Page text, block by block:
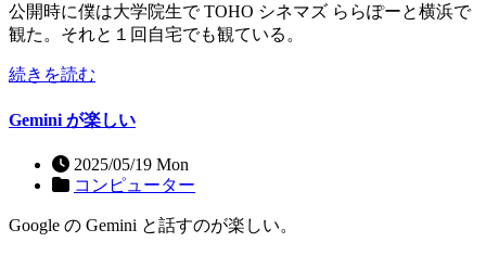
公開時に僕は大学院生で TOHO シネマズ ららぽーと横浜で
観た。それと１回自宅でも観ている。
続きを読む
Gemini が楽しい
2025/05/19 Mon
コンピューター
Google の Gemini と話すのが楽しい。